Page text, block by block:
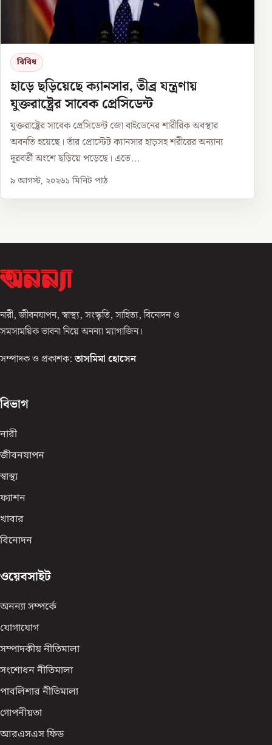
বিবিধ
হাড়ে ছড়িয়েছে ক্যানসার, তীব্র যন্ত্রণায়
যুক্তরাষ্ট্রের সাবেক প্রেসিডেন্ট
যুক্তরাষ্ট্রের সাবেক প্রেসিডেন্ট জো বাইডেনের শারীরিক অবস্থার
অবনতি হয়েছে। তাঁর প্রোস্টেট ক্যানসার হাড়সহ শরীরের অন্যান্য
দূরবর্তী অংশে ছড়িয়ে পড়েছে। এতে...
৯ আগস্ট, ২০২৬১ মিনিট পাঠ
নারী, জীবনযাপন, স্বাস্থ্য, সংস্কৃতি, সাহিত্য, বিনোদন ও
সমসাময়িক ভাবনা নিয়ে অনন্যা ম্যাগাজিন।
সম্পাদক ও প্রকাশক: তাসমিমা হোসেন
বিভাগ
নারী
জীবনযাপন
স্বাস্থ্য
ফ্যাশন
খাবার
বিনোদন
ওয়েবসাইট
অনন্যা সম্পর্কে
যোগাযোগ
সম্পাদকীয় নীতিমালা
সংশোধন নীতিমালা
পাবলিশার নীতিমালা
গোপনীয়তা
আরএসএস ফিড